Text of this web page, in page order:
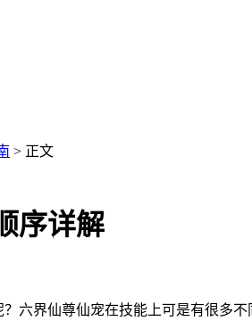
> 正文
序详解
六界仙尊仙宠在技能上可是有很多